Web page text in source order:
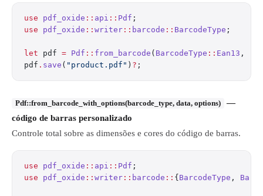
use pdf_oxide :: api :: Pdf ;
use pdf_oxide :: writer :: barcode :: BarcodeType ;
let pdf = Pdf :: from_barcode ( BarcodeType :: Ean13 ,
pdf . save ( "product.pdf" ) ? ;
Pdf::from_barcode_with_options(barcode_type, data, options)
—
código de barras personalizado
Controle total sobre as dimensões e cores do código de barras.
use pdf_oxide :: api :: Pdf ;
use pdf_oxide :: writer :: barcode :: { BarcodeType ,